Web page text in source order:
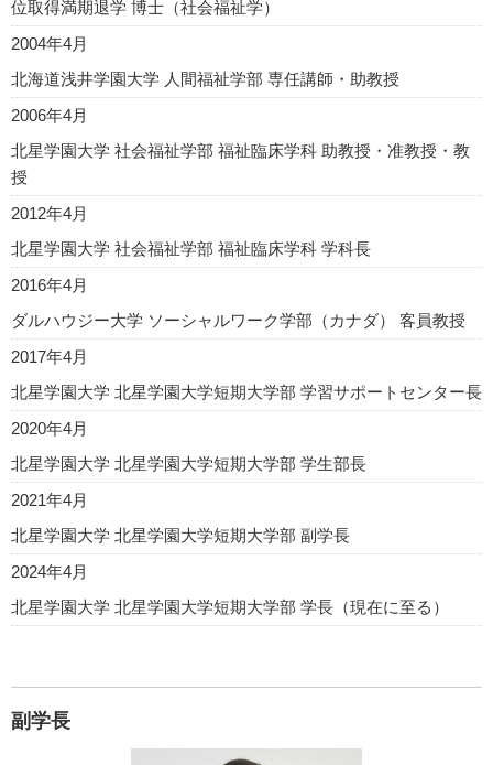
位取得満期退学 博士（社会福祉学）
2004年4月
北海道浅井学園大学 人間福祉学部 専任講師・助教授
2006年4月
北星学園大学 社会福祉学部 福祉臨床学科 助教授・准教授・教
授
2012年4月
北星学園大学 社会福祉学部 福祉臨床学科 学科長
2016年4月
ダルハウジー大学 ソーシャルワーク学部（カナダ） 客員教授
2017年4月
北星学園大学 北星学園大学短期大学部 学習サポートセンター長
2020年4月
北星学園大学 北星学園大学短期大学部 学生部長
2021年4月
北星学園大学 北星学園大学短期大学部 副学長
2024年4月
北星学園大学 北星学園大学短期大学部 学長（現在に至る）
副学長